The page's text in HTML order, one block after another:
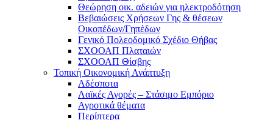
Θεώρηση οικ. αδειών για ηλεκτροδότηση
Βεβαιώσεις Χρήσεων Γης & θέσεων
Οικοπέδων/Γηπέδων
Γενικό Πολεοδομικό Σχέδιο Θήβας
ΣΧΟΟΑΠ Πλαταιών
ΣΧΟΟΑΠ Θίσβης
Τοπική Οικονομική Ανάπτυξη
Αδέσποτα
Λαϊκές Αγορές – Στάσιμο Εμπόριο
Αγροτικά θέματα
Περίπτερα